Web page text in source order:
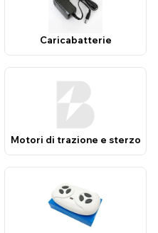
Caricabatterie
Motori di trazione e sterzo